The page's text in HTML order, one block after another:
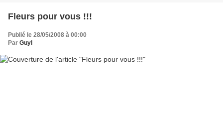
Fleurs pour vous !!!
Publié le 28/05/2008 à 00:00
Par Guyl